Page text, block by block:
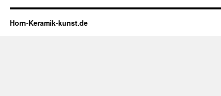
Horn-Keramik-kunst.de